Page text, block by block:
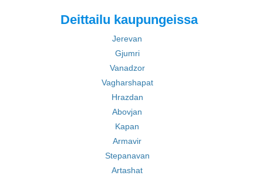
Deittailu kaupungeissa
Jerevan
Gjumri
Vanadzor
Vagharshapat
Hrazdan
Abovjan
Kapan
Armavir
Stepanavan
Artashat